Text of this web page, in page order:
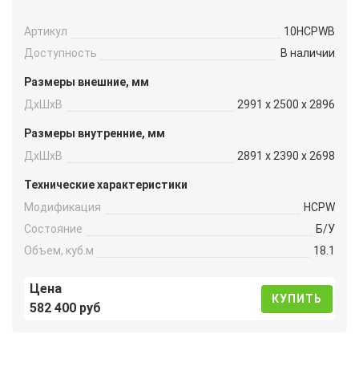
Артикул
10HCPWB
Доступность
В наличии
Размеры внешние, мм
ДxШxВ
2991 x 2500 x 2896
Размеры внутренние, мм
ДxШxВ
2891 x 2390 x 2698
Технические характеристики
Модификация
HCPW
Состояние
Б/У
Объем, куб.м
18.1
Цена
582 400 руб
КУПИТЬ